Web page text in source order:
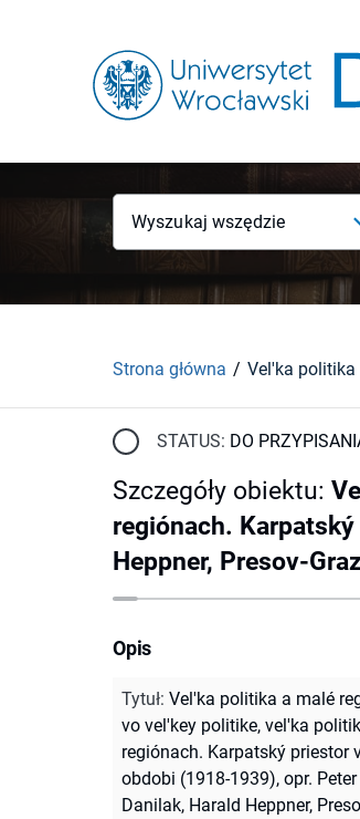
Wyszukaj wszędzie
Strona główna
STATUS: DO
Szczegóły obiektu:
regiónach.
Heppner, Presov-
Opis
Tytuł: Vel'ka politika a malé
vo vel'key politike, vel'ka
regiónach. Karpatský priestor
obdobi (1918-1939), opr.
Danilak, Harald Heppner,